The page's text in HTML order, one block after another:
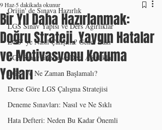
Orijin' de Sınava Hazırlık
LGS Sınav Yapısı ve Ders Ağırlıklar
LGS’ ye Nasıl Çalışılır? Genel Bakı
LGS Sınav Yapısı ve Ders Ağırlıklar
LGS’ ye Ne Zaman Başlamalı?
Derse Göre LGS Çalışma Stratejisi
Deneme Sınavları: Nasıl ve Ne Sıklı
Hata Defteri: Neden Bu Kadar Önemli
Bir Yıl Daha Hazırlanmak:
Doğru Strateji, Yaygın Hatalar
ve Motivasyonu Koruma
Yolları
9 Haz 5 dakikada okunur